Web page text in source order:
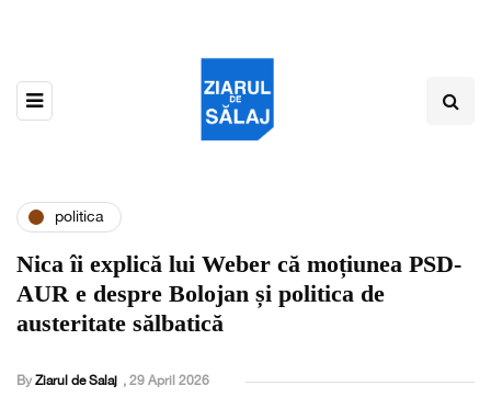
politica
Nica îi explică lui Weber că moțiunea PSD-
AUR e despre Bolojan și politica de
austeritate sălbatică
By Ziarul de Salaj , 29 April 2026